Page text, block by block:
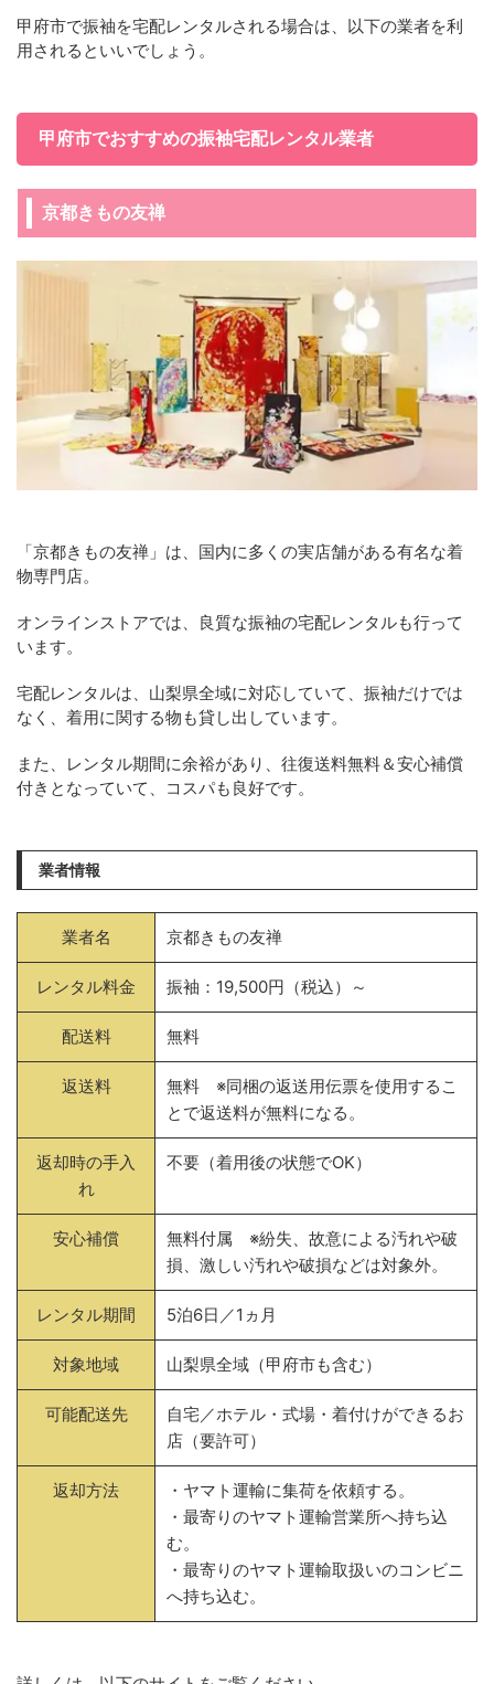
甲府市で振袖を宅配レンタルされる場合は、以下の業者を利
用されるといいでしょう。
甲府市でおすすめの振袖宅配レンタル業者
京都きもの友禅
「京都きもの友禅」は、国内に多くの実店舗がある有名な着
物専門店。
オンラインストアでは、良質な振袖の宅配レンタルも行って
います。
宅配レンタルは、山梨県全域に対応していて、振袖だけでは
なく、着用に関する物も貸し出しています。
また、レンタル期間に余裕があり、往復送料無料＆安心補償
付きとなっていて、コスパも良好です。
業者情報
業者名 京都きもの友禅
レンタル料金 振袖：19,500円（税込）～
配送料 無料
返送料
無料 ※同梱の返送用伝票を使用するこ
とで返送料が無料になる。
返却時の手入
れ
不要（着用後の状態でOK）
安心補償
無料付属 ※紛失、故意による汚れや破
損、激しい汚れや破損などは対象外。
レンタル期間 5泊6日／1ヵ月
対象地域 山梨県全域（甲府市も含む）
可能配送先
自宅／ホテル・式場・着付けができるお
店（要許可）
返却方法
・ヤマト運輸に集荷を依頼する。
・最寄りのヤマト運輸営業所へ持ち込
む。
・最寄りのヤマト運輸取扱いのコンビニ
へ持ち込む。